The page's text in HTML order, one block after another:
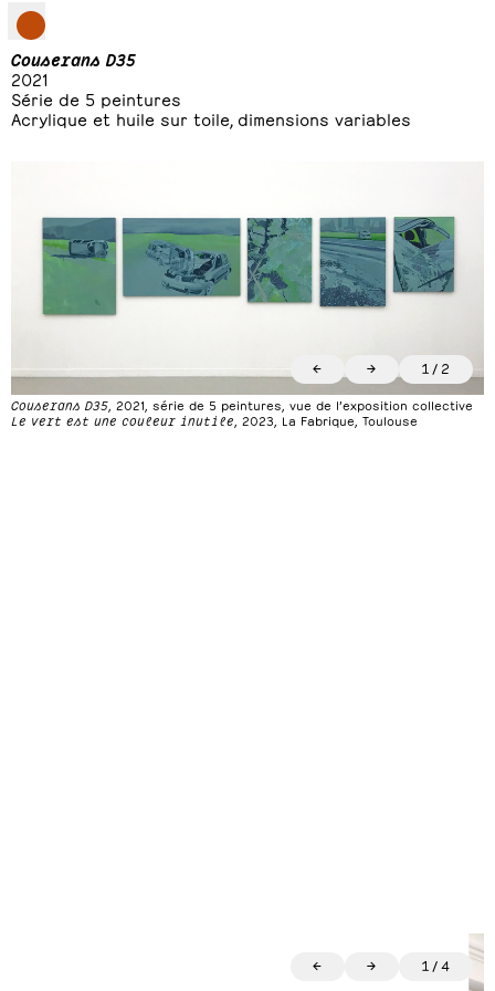
Couserans D35
2021
Série de 5 peintures
Acrylique et huile sur toile, dimensions variables
← → 1 / 2
Couserans D35 , 2021, série de 5 peintures, vue de l’exposition collective
Le vert est une couleur inutile , 2023, La Fabrique, Toulouse
← → 1 /4